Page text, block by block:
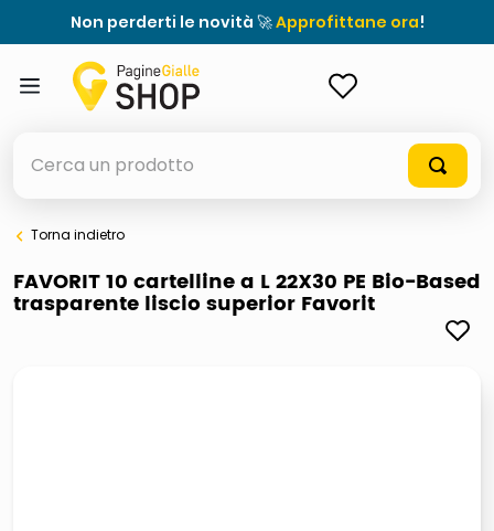
Non perderti le novità 🚀Approfittane ora!
elenchi telefonici
orologio parete
Torna indietro
FAVORIT 10 cartelline a L 22X30 PE Bio-Based
trasparente liscio superior Favorit